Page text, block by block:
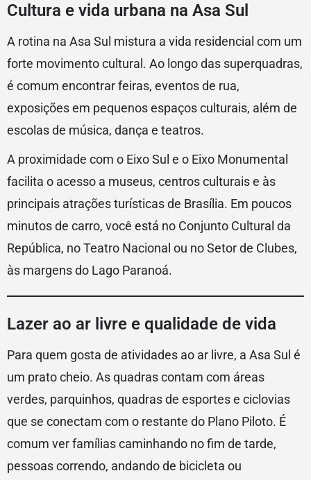
Cultura e vida urbana na Asa Sul
A rotina na Asa Sul mistura a vida residencial com um
forte movimento cultural. Ao longo das superquadras,
é comum encontrar feiras, eventos de rua,
exposições em pequenos espaços culturais, além de
escolas de música, dança e teatros.
A proximidade com o Eixo Sul e o Eixo Monumental
facilita o acesso a museus, centros culturais e às
principais atrações turísticas de Brasília. Em poucos
minutos de carro, você está no Conjunto Cultural da
República, no Teatro Nacional ou no Setor de Clubes,
às margens do Lago Paranoá.
Lazer ao ar livre e qualidade de vida
Para quem gosta de atividades ao ar livre, a Asa Sul é
um prato cheio. As quadras contam com áreas
verdes, parquinhos, quadras de esportes e ciclovias
que se conectam com o restante do Plano Piloto. É
comum ver famílias caminhando no fim de tarde,
pessoas correndo, andando de bicicleta ou